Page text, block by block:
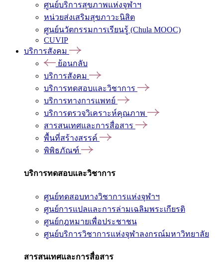
ศูนย์บริการสุขภาพแห่งจุฬาฯ
หน่วยส่งเสริมสุขภาวะนิสิต
ศูนย์นวัตกรรมการเรียนรู้ (Chula MOOC)
CUVIP
บริการสังคม
ย้อนกลับ
บริการสังคม
บริการทดสอบและวิชาการ
บริการทางการแพทย์
บริการตรวจวิเคราะห์คุณภาพ
สารสนเทศและการสื่อสาร
พื้นที่สร้างสรรค์
พิพิธภัณฑ์
บริการทดสอบและวิชาการ
ศูนย์ทดสอบทางวิชาการแห่งจุฬาฯ
ศูนย์การแปลและการล่ามเฉลิมพระเกียรติ
ศูนย์กฎหมายเพื่อประชาชน
ศูนย์บริการวิชาการแห่งจุฬาลงกรณ์มหาวิทยาลัย
สารสนเทศและการสื่อสาร